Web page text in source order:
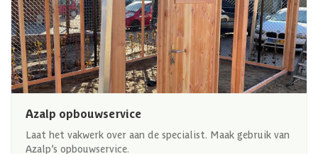
Azalp opbouwservice
Laat het vakwerk over aan de specialist. Maak gebruik van
Azalp’s opbouwservice.